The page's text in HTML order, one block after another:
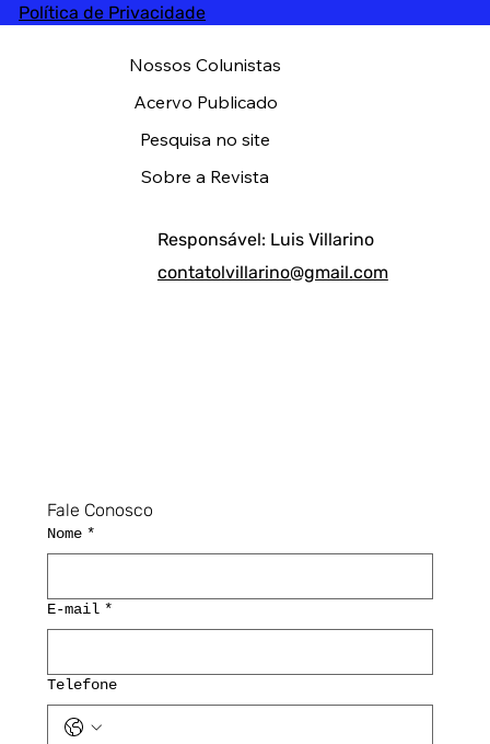
Política de Privacidade
Fale Conosco
Nome *
E-mail *
Telefone
Responsável: Luis Villarino
contatolvillarino@gmail.com
Nossos Colunistas
Acervo Publicado
Pesquisa no site
Sobre a Revista